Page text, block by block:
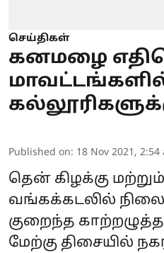
செய்திகள்
கனமழை
Published on: 18 Nov 2021, 2:54
தென் கிழக்கு
வங்கக்கடலில்
குறைந்த காற்றழுத்த
மேற்கு திசையில்